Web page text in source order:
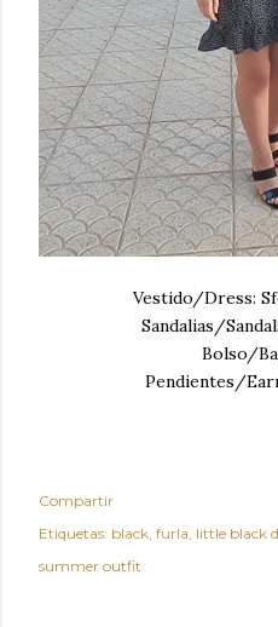
Vestido/Dress:
Sandalias/
Bolso/
Pendientes/
Compartir
Etiquetas: black furla little black
summer outfit